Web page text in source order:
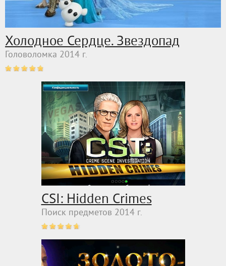
Холодное Сердце. Звездопад
Головоломка 2014 г.
CSI: Hidden Crimes
Поиск предметов 2014 г.